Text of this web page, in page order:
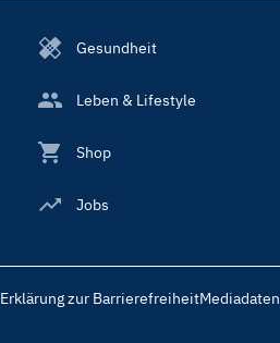
Gesundheit
Leben & Lifestyle
Shop
Jobs
Erklärung zur BarrierefreiheitMediadaten